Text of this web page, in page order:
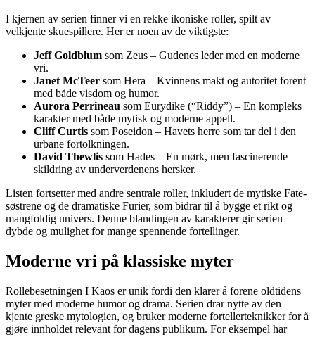
I kjernen av serien finner vi en rekke ikoniske roller, spilt av
velkjente skuespillere. Her er noen av de viktigste:
Jeff Goldblum som Zeus – Gudenes leder med en moderne
vri.
Janet McTeer som Hera – Kvinnens makt og autoritet forent
med både visdom og humor.
Aurora Perrineau som Eurydike (“Riddy”) – En kompleks
karakter med både mytisk og moderne appell.
Cliff Curtis som Poseidon – Havets herre som tar del i den
urbane fortolkningen.
David Thewlis som Hades – En mørk, men fascinerende
skildring av underverdenens hersker.
Listen fortsetter med andre sentrale roller, inkludert de mytiske Fate-
søstrene og de dramatiske Furier, som bidrar til å bygge et rikt og
mangfoldig univers. Denne blandingen av karakterer gir serien
dybde og mulighet for mange spennende fortellinger.
Moderne vri på klassiske myter
Rollebesetningen I Kaos er unik fordi den klarer å forene oldtidens
myter med moderne humor og drama. Serien drar nytte av den
kjente greske mytologien, og bruker moderne fortellerteknikker for å
gjøre innholdet relevant for dagens publikum. For eksempel har